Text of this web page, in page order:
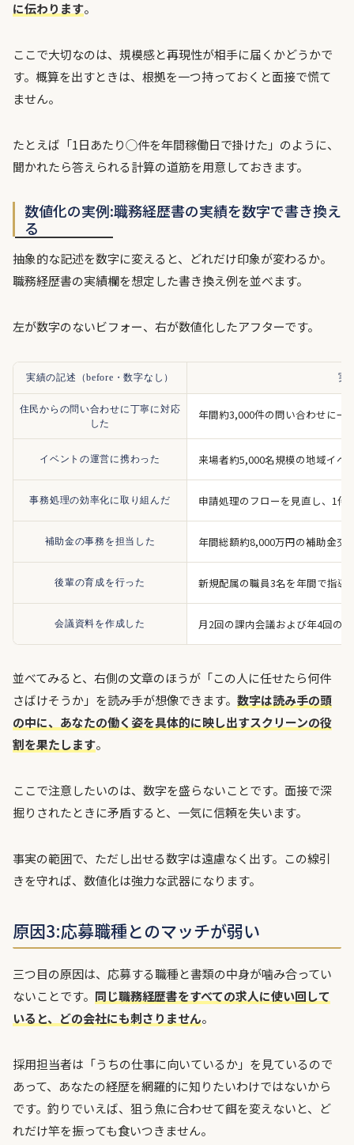
に伝わります。
ここで大切なのは、規模感と再現性が相手に届くかどうかで
す。概算を出すときは、根拠を一つ持っておくと面接で慌て
ません。
たとえば「1日あたり◯件を年間稼働日で掛けた」のように、
聞かれたら答えられる計算の道筋を用意しておきます。
数値化の実例:職務経歴書の実績を数字で書き換え
る
抽象的な記述を数字に変えると、どれだけ印象が変わるか。
職務経歴書の実績欄を想定した書き換え例を並べます。
左が数字のないビフォー、右が数値化したアフターです。
実績の記述（before・数字なし） 実
住民からの問い合わせに丁寧に対応
した
年間約3,000件の問い合わせに一
イベントの運営に携わった 来場者約5,000名規模の地域イベ
事務処理の効率化に取り組んだ 申請処理のフローを見直し、1件
補助金の事務を担当した 年間総額約8,000万円の補助金交
後輩の育成を行った 新規配属の職員3名を年間で指導
会議資料を作成した 月2回の課内会議および年4回の
並べてみると、右側の文章のほうが「この人に任せたら何件
さばけそうか」を読み手が想像できます。 数字は読み手の頭
の中に、あなたの働く姿を具体的に映し出すスクリーンの役
割を果たします。
ここで注意したいのは、数字を盛らないことです。面接で深
掘りされたときに矛盾すると、一気に信頼を失います。
事実の範囲で、ただし出せる数字は遠慮なく出す。この線引
きを守れば、数値化は強力な武器になります。
原因3:応募職種とのマッチが弱い
三つ目の原因は、応募する職種と書類の中身が噛み合ってい
ないことです。 同じ職務経歴書をすべての求人に使い回して
いると、どの会社にも刺さりません。
採用担当者は「うちの仕事に向いているか」を見ているので
あって、あなたの経歴を網羅的に知りたいわけではないから
です。釣りでいえば、狙う魚に合わせて餌を変えないと、ど
れだけ竿を振っても食いつきません。